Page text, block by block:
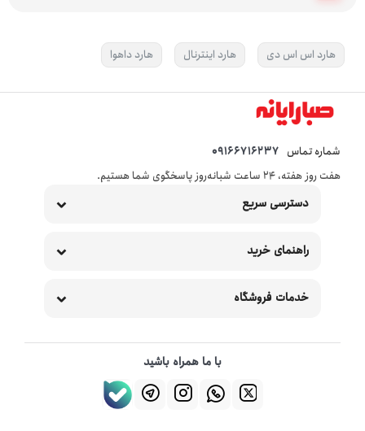
هارد اس اس دی هارد اینترنال هارد داهوا
شماره تماس 09166716237
هفت روز هفته، ۲۴ ساعت شبانه‌روز پاسخگوی شما هستیم.
دسترسی سریع
راهنمای خرید
خدمات فروشگاه
با ما همراه باشید